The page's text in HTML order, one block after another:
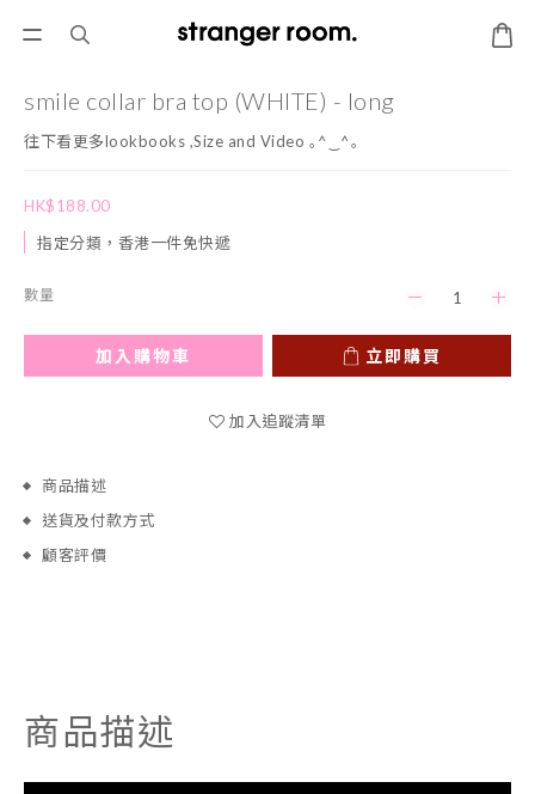
smile collar bra top (WHITE) - long
往下看更多lookbooks ,Size and Video ｡^‿^｡
HK$188.00
指定分類，香港一件免快遞
數量
加入購物車 立即購買
加入追蹤清單
商品描述
送貨及付款方式
顧客評價
商品描述